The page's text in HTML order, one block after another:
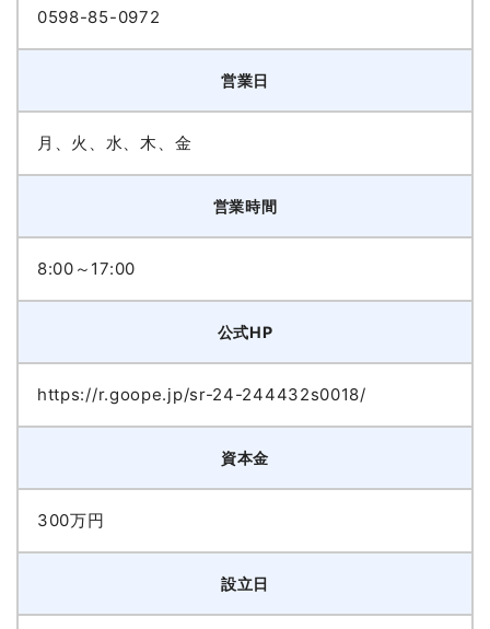
0598-85-0972
営業日
月、火、水、木、金
営業時間
8:00～17:00
公式HP
https://r.goope.jp/sr-24-244432s0018/
資本金
300万円
設立日